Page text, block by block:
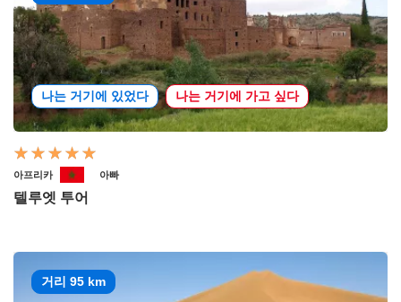
나는 거기에 있었다 나는 거기에 가고 싶다
아프리카 아빠
텔루엣 투어
거리 95 km